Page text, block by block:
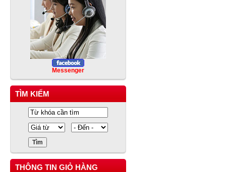
Messenger
TÌM KIẾM
THÔNG TIN GIỎ HÀNG